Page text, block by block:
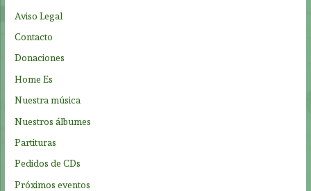
:
Aviso Legal
Contacto
Donaciones
Home Es
Nuestra música
Nuestros álbumes
Partituras
Pedidos de CDs
Próximos eventos